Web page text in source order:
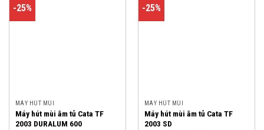
-25%
MÁY HÚT MÙI
Máy hút mùi âm tủ Cata TF
2003 DURALUM 600
-25%
MÁY HÚT MÙI
Máy hút mùi âm tủ Cata TF
2003 SD